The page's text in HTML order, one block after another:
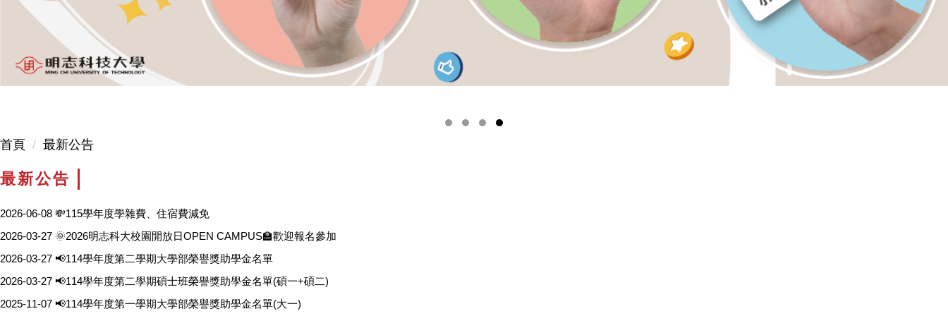
首頁 最新公告
最新公告
2026-06-08 💸115學年度學雜費、住宿費減免
2026-03-27 🌞2026明志科大校園開放日OPEN CAMPUS🏫歡迎報名參加
2026-03-27 📢114學年度第二學期大學部榮譽獎助學金名單
2026-03-27 📢114學年度第二學期碩士班榮譽獎助學金名單(碩一+碩二)
2025-11-07 📢114學年度第一學期大學部榮譽獎助學金名單(大一)